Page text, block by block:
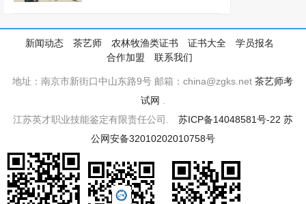
新闻动态 茶艺师 农林牧渔类证书 证书大全
学员报名
合作加盟
联系我们
地址：南京市新街口中山东路9号 邮箱：china@zgks.net茶艺师考
试网
江苏英才职业技能鉴定有限责任公司. 苏ICP备14048581号-22 苏
公网安备32010202010758号